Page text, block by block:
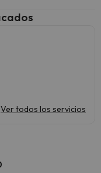
Ver todos los servicios